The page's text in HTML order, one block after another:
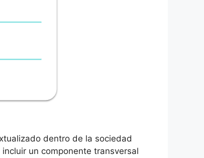
dentro de la sociedad
un componente transversal